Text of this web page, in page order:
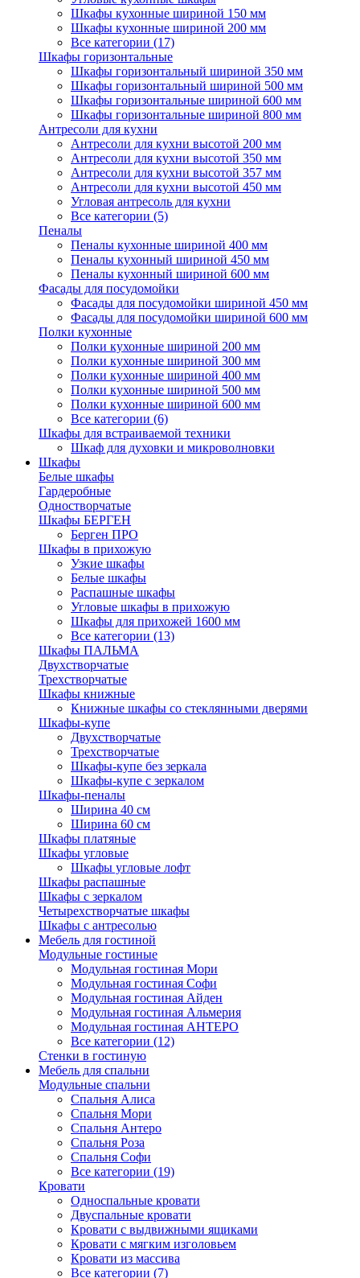
Шкафы кухонные шириной 150 мм
Шкафы кухонные шириной 200 мм
Все категории (17)
Шкафы горизонтальные
Шкафы горизонтальный шириной 350 мм
Шкафы горизонтальный шириной 500 мм
Шкафы горизонтальные шириной 600 мм
Шкафы горизонтальные шириной 800 мм
Антресоли для кухни
Антресоли для кухни высотой 200 мм
Антресоли для кухни высотой 350 мм
Антресоли для кухни высотой 357 мм
Антресоли для кухни высотой 450 мм
Угловая антресоль для кухни
Все категории (5)
Пеналы
Пеналы кухонные шириной 400 мм
Пеналы кухонный шириной 450 мм
Пеналы кухонный шириной 600 мм
Фасады для посудомойки
Фасады для посудомойки шириной 450 мм
Фасады для посудомойки шириной 600 мм
Полки кухонные
Полки кухонные шириной 200 мм
Полки кухонные шириной 300 мм
Полки кухонные шириной 400 мм
Полки кухонные шириной 500 мм
Полки кухонные шириной 600 мм
Все категории (6)
Шкафы для встраиваемой техники
Шкаф для духовки и микроволновки
Шкафы
Белые шкафы
Гардеробные
Одностворчатые
Шкафы БЕРГЕН
Берген ПРО
Шкафы в прихожую
Узкие шкафы
Белые шкафы
Распашные шкафы
Угловые шкафы в прихожую
Шкафы для прихожей 1600 мм
Все категории (13)
Шкафы ПАЛЬМА
Двухстворчатые
Трехстворчатые
Шкафы книжные
Книжные шкафы со стеклянными дверями
Шкафы-купе
Двухстворчатые
Трехстворчатые
Шкафы-купе без зеркала
Шкафы-купе с зеркалом
Шкафы-пеналы
Ширина 40 см
Ширина 60 см
Шкафы платяные
Шкафы угловые
Шкафы угловые лофт
Шкафы распашные
Шкафы с зеркалом
Четырехстворчатые шкафы
Шкафы с антресолью
Мебель для гостиной
Модульные гостиные
Модульная гостиная Мори
Модульная гостиная Софи
Модульная гостиная Айден
Модульная гостиная Альмерия
Модульная гостиная АНТЕРО
Все категории (12)
Стенки в гостиную
Мебель для спальни
Модульные спальни
Спальня Алиса
Спальня Мори
Спальня Антеро
Спальня Роза
Спальня Софи
Все категории (19)
Кровати
Односпальные кровати
Двуспальные кровати
Кровати с выдвижными ящиками
Кровати с мягким изголовьем
Кровати из массива
Все категории (7)